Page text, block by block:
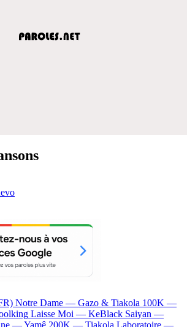
Notre Dame — Gazo & Tiakola 100K —
Laisse Moi — KeBlack Saiyan —
—Yamê 200K — Tiakola Laboratoire —